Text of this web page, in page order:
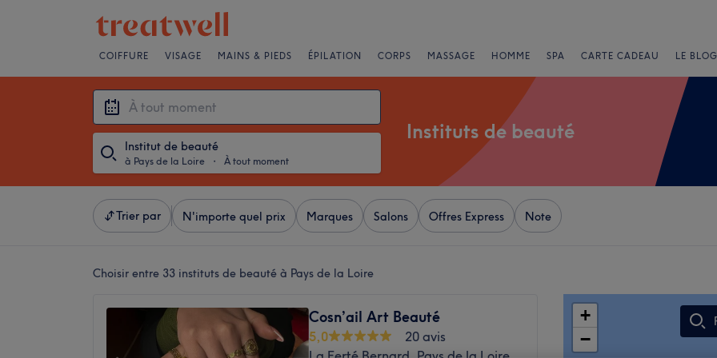
COIFFURE VISAGE MAINS & PIEDS ÉPILATION CORPS MASSAGE HOMME SPA CARTE CADEAU LE
Institut de beauté
à Pays de la Loire ・ À tout moment
Instituts de beauté
Trier par N'importe quel prix Marques Salons Offres Express Note
Choisir entre 33 instituts de beauté à Pays de la Loire
Cosn’ail Art Beauté
5,0
20 avis
+
−